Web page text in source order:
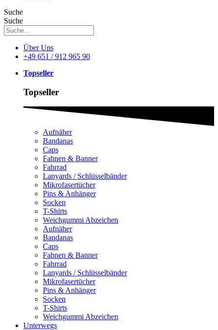
Suche
Suche
Über Uns
+49 651 / 912 965 90
Topseller
Topseller
Aufnäher
Bandanas
Caps
Fahnen & Banner
Fahrrad
Lanyards / Schlüsselbänder
Mikrofasertücher
Pins & Anhänger
Socken
T-Shirts
Weichgummi Abzeichen
Aufnäher
Bandanas
Caps
Fahnen & Banner
Fahrrad
Lanyards / Schlüsselbänder
Mikrofasertücher
Pins & Anhänger
Socken
T-Shirts
Weichgummi Abzeichen
Unterwegs